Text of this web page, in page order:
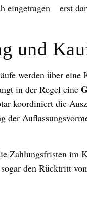
eingetragen – erst
und
werden über
in der Regel eine
koordiniert die
der
Zahlungsfristen im
den Rücktritt